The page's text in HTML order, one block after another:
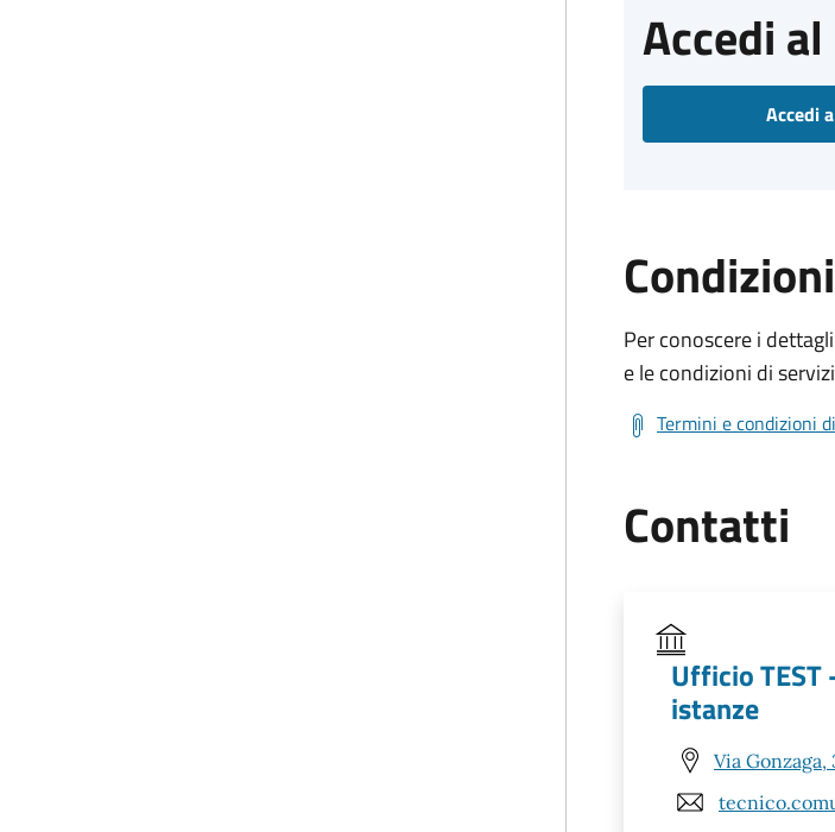
Accedi
Accedi
Per conoscere i
e le condizioni di
Termini e condizioni
Contatti
Ufficio
istanze
Via